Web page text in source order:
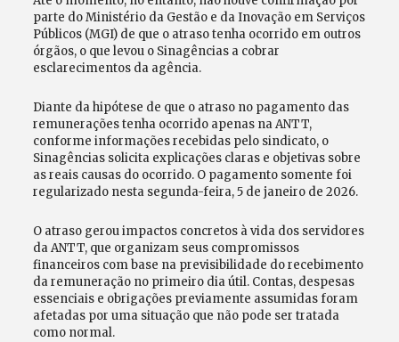
parte do Ministério da Gestão e da Inovação em Serviços
Públicos (MGI) de que o atraso tenha ocorrido em outros
órgãos, o que levou o Sinagências a cobrar
esclarecimentos da agência.
Diante da hipótese de que o atraso no pagamento das
remunerações tenha ocorrido apenas na ANTT,
conforme informações recebidas pelo sindicato, o
Sinagências solicita explicações claras e objetivas sobre
as reais causas do ocorrido. O pagamento somente foi
regularizado nesta segunda-feira, 5 de janeiro de 2026.
O atraso gerou impactos concretos à vida dos servidores
da ANTT, que organizam seus compromissos
financeiros com base na previsibilidade do recebimento
da remuneração no primeiro dia útil. Contas, despesas
essenciais e obrigações previamente assumidas foram
afetadas por uma situação que não pode ser tratada
como normal.